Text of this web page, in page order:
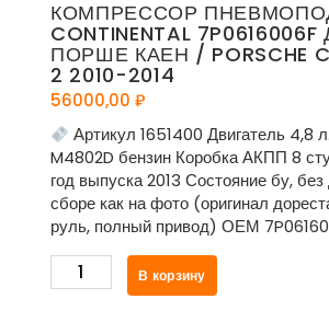
КОМПРЕССОР
CONTINENTAL 7P0616006F
ПОРШЕ КАЕН / PORSCHE
2 2010-2014
56000,00 ₽
Артикул 1651400 Двигатель 4,8
M4802D бензин Коробка АКПП 8
год выпуска 2013 Состояние бу,
сборе как на фото (оригинал
руль, полный привод) ОЕМ
Количество
товара
В корзину